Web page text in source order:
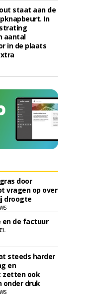
staat aan de
In
aantal
in de plaats
door
vragen op over
droogte
en de factuur
steeds harder
en
ook
onder druk